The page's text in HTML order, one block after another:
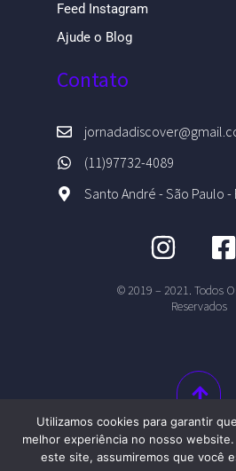
Feed Instagram
Ajude o Blog
Contato
(11)97732-4089
Santo André - São Paulo -
© 2019 – 2021. Todos
Reservados
Utilizamos cookies para garantir
melhor experiência no nosso
este site, assumiremos que você